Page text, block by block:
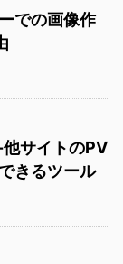
での画像作
サイトのPV
きるツール